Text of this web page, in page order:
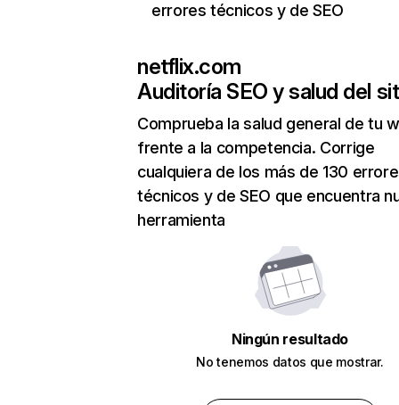
errores técnicos y de SEO
netflix.com
Auditoría SEO y salud del
Comprueba la salud general de tu
frente a la competencia. Corrige
cualquiera de los más de 130
técnicos y de SEO que encuentra
herramienta
Ningún resultado
No tenemos datos que mostrar.